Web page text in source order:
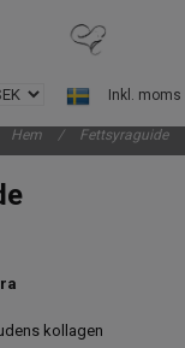
Inkl. moms
Hem / Fettsyraguide
hudens kollagen